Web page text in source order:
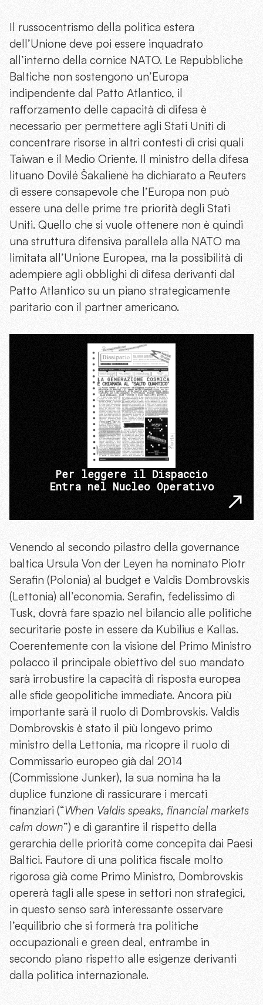
Il russocentrismo della politica estera
dell’Unione deve poi essere inquadrato
all’interno della cornice NATO. Le Repubbliche
Baltiche non sostengono un’Europa
indipendente dal Patto Atlantico, il
rafforzamento delle capacità di difesa è
necessario per permettere agli Stati Uniti di
concentrare risorse in altri contesti di crisi quali
Taiwan e il Medio Oriente. Il ministro della difesa
lituano Dovilė Šakalienė ha dichiarato a Reuters
di essere consapevole che l’Europa non può
essere una delle prime tre priorità degli Stati
Uniti. Quello che si vuole ottenere non è quindi
una struttura difensiva parallela alla NATO ma
limitata all’Unione Europea, ma la possibilità di
adempiere agli obblighi di difesa derivanti dal
Patto Atlantico su un piano strategicamente
paritario con il partner americano.
Per leggere il Dispaccio
Entra nel Nucleo Operativo
Venendo al secondo pilastro della governance
baltica Ursula Von der Leyen ha nominato Piotr
Serafin (Polonia) al budget e Valdis Dombrovskis
(Lettonia) all’economia. Serafin, fedelissimo di
Tusk, dovrà fare spazio nel bilancio alle politiche
securitarie poste in essere da Kubilius e Kallas.
Coerentemente con la visione del Primo Ministro
polacco il principale obiettivo del suo mandato
sarà irrobustire la capacità di risposta europea
alle sfide geopolitiche immediate. Ancora più
importante sarà il ruolo di Dombrovskis. Valdis
Dombrovskis è stato il più longevo primo
ministro della Lettonia, ma ricopre il ruolo di
Commissario europeo già dal 2014
(Commissione Junker), la sua nomina ha la
duplice funzione di rassicurare i mercati
finanziari (“When Valdis speaks, financial markets
calm down”) e di garantire il rispetto della
gerarchia delle priorità come concepita dai Paesi
Baltici. Fautore di una politica fiscale molto
rigorosa già come Primo Ministro, Dombrovskis
opererà tagli alle spese in settori non strategici,
in questo senso sarà interessante osservare
l’equilibrio che si formerà tra politiche
occupazionali e green deal, entrambe in
secondo piano rispetto alle esigenze derivanti
dalla politica internazionale.